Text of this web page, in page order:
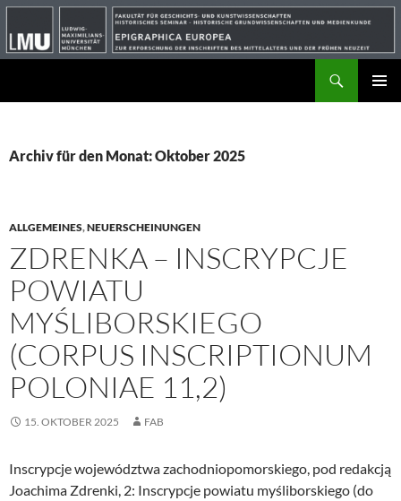
Archiv für den Monat: Oktober 2025
ALLGEMEINES,NEUERSCHEINUNGEN
ZDRENKA – INSCRYPCJE
POWIATU
MYŚLIBORSKIEGO
(CORPUS INSCRIPTIONUM
POLONIAE 11,2)
15. OKTOBER 2025 FAB
Inscrypcje województwa zachodniopomorskiego, pod redakcją
Joachima Zdrenki, 2: Inscrypcje powiatu myśliborskiego (do